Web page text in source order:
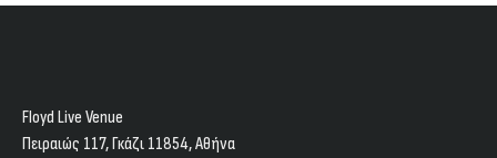
Floyd Live Venue
Πειραιώς 117, Γκάζι 11854, Aθήνα